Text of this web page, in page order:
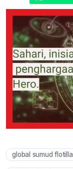
global sumud flotilla